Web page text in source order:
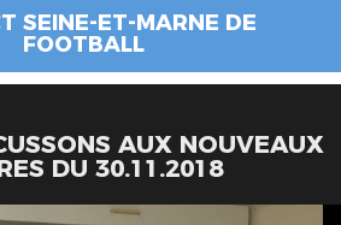
SEINE-ET-MARNE DE
FOOTBALL
AUX NOUVEAUX
DU 30.11.2018